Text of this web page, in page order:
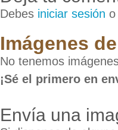
Debes iniciar sesión
Imágenes
No tenemos
¡Sé el primero en
Envía una